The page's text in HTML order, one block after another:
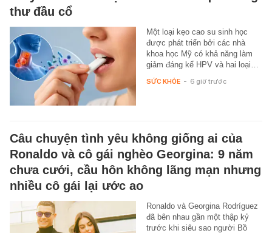
thư đầu cổ
Một loại kẹo cao su sinh học
được phát triển bởi các nhà
khoa học Mỹ có khả năng làm
giảm đáng kể HPV và hai loại…
SỨC KHỎE - 6 giờ trước
Câu chuyện tình yêu không giống ai của
Ronaldo và cô gái nghèo Georgina: 9 năm
chưa cưới, cầu hôn không lãng mạn nhưng
nhiều cô gái lại ước ao
Ronaldo và Georgina Rodríguez
đã bên nhau gần một thập kỷ
trước khi siêu sao người Bồ